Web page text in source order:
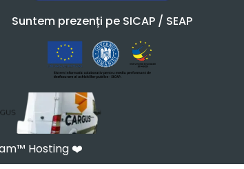
Suntem prezenți pe SICAP / SEAP
Hosting ❤️